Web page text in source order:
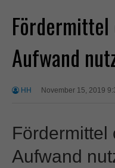
Aufwand
HH November 15, 2019
Fördermittel
Aufwand